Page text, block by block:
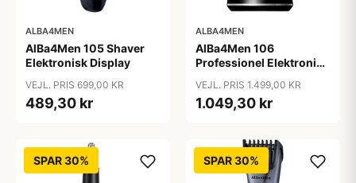
ALBA4MEN
AlBa4Men 105 Shaver
Elektronisk Display
VEJL. PRIS 699,00 KR
489,30 kr
ALBA4MEN
AlBa4Men 106
Professionel Elektronisk
VEJL. PRIS 1.499,00 KR
1.049,30 kr
SPAR 30% SPAR 30%